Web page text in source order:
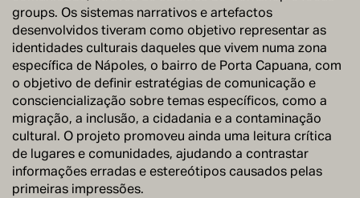
groups. Os sistemas narrativos e artefactos
desenvolvidos tiveram como objetivo representar as
identidades culturais daqueles que vivem numa zona
específica de Nápoles, o bairro de Porta Capuana, com
o objetivo de definir estratégias de comunicação e
consciencialização sobre temas específicos, como a
migração, a inclusão, a cidadania e a contaminação
cultural. O projeto promoveu ainda uma leitura crítica
de lugares e comunidades, ajudando a contrastar
informações erradas e estereótipos causados pelas
primeiras impressões.